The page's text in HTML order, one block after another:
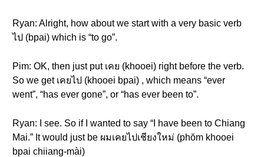
Ryan: Alright, how about we start with a very basic verb
ไป (bpai) which is “to go”.
Pim: OK, then just put เคย (khooei) right before the verb.
So we get เคยไป (khooei bpai) , which means “ever
went”, “has ever gone”, or “has ever been to”.
Ryan: I see. So if I wanted to say “I have been to Chiang
Mai.” It would just be ผมเคยไปเชียงใหม่ (phŏm khooei
bpai chiiang-mài)